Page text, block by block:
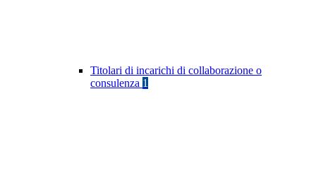
Titolari di incarichi di collaborazione o
consulenza 1